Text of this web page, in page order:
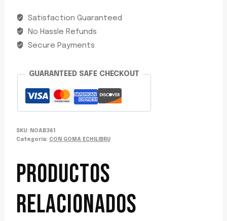
(ANTIVIBRACION)
22MM
ECHILIBRU
Satisfaction Guaranteed
No Hassle Refunds
Secure Payments
GUARANTEED SAFE CHECKOUT
SKU: NOAB361
Categoría: CON GOMA ECHILIBRU
PRODUCTOS
RELACIONADOS